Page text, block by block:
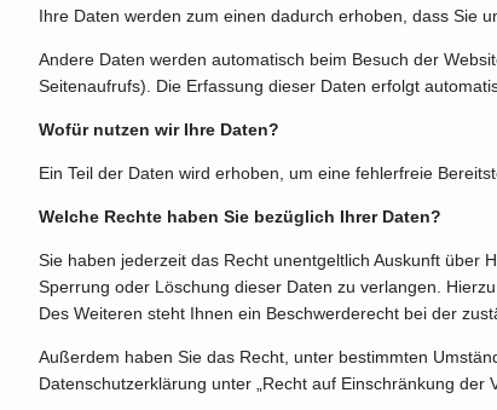
Ihre Daten werden zum einen dadurch erhoben, dass Sie
Andere Daten werden automatisch beim Besuch der
Seitenaufrufs). Die Erfassung dieser Daten erfolgt
Wofür nutzen wir Ihre Daten?
Ein Teil der Daten wird erhoben, um eine fehlerfreie
Welche Rechte haben Sie bezüglich Ihrer Daten?
Sie haben jederzeit das Recht unentgeltlich Auskunft über
Sperrung oder Löschung dieser Daten zu verlangen.
Des Weiteren steht Ihnen ein Beschwerderecht bei der
Außerdem haben Sie das Recht, unter bestimmten
Datenschutzerklärung unter „Recht auf Einschränkung der